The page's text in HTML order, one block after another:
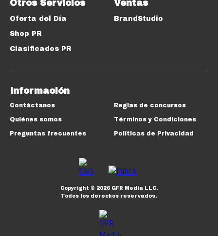
Otros Servicios
Oferta del Día
Shop PR
Clasificados PR
Ventas
BrandStudio
Información
Contáctanos
Quiénes somos
Preguntas frecuentes
Reglas de concursos
Términos y Condiciones
Políticas de Privacidad
Copyright © 2026GFR Media LLC.
Todos los derechos reservados.